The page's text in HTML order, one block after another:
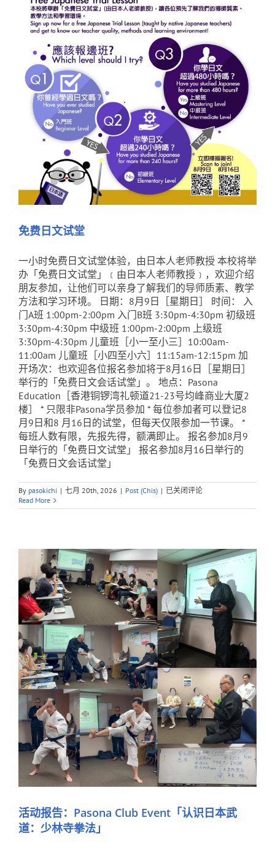
免费日文试堂
一小时免费日文试堂体验，由日本人老师教授 本校将举
办「免费日文试堂」﹝由日本人老师教授﹞，欢迎介绍
朋友参加，让他们可以亲身了解我们的导师质素、教学
方法和学习环境。 日期：8月9日［星期日］ 时间： 入
门A班 1:00pm-2:00pm 入门B班 3:30pm-4:30pm 初级班
3:30pm-4:30pm 中级班 1:00pm-2:00pm 上级班
3:30pm-4:30pm 儿童班［小一至小三］10:00am-
11:00am 儿童班［小四至小六］11:15am-12:15pm 加
开场次：也欢迎各位报名参加将于8月16日［星期日］
举行的「免费日文会话试堂」。 地点：Pasona
Education［香港铜锣湾礼顿道21-23号均峰商业大厦2
楼］ * 只限非Pasona学员参加 * 每位参加者可以登记8
月9日和8 月16日的试堂，但每天仅限参加一节课。 *
每班人数有限，先报先得，额满即止。 报名参加8月9
日举行的「免费日文试堂」 报名参加8月16日举行的
「免费日文会话试堂」
By pasokichi | 七月 20th, 2026 | Post (Chis) | 免
日
已关闭评论
Read More
活动报告：Pasona Club Event「认识日本武
道：少林寺拳法」